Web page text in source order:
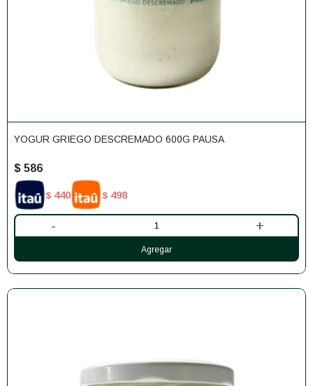
YOGUR GRIEGO DESCREMADO 600G PAUSA
$ 586
$ 440 $ 498
- +